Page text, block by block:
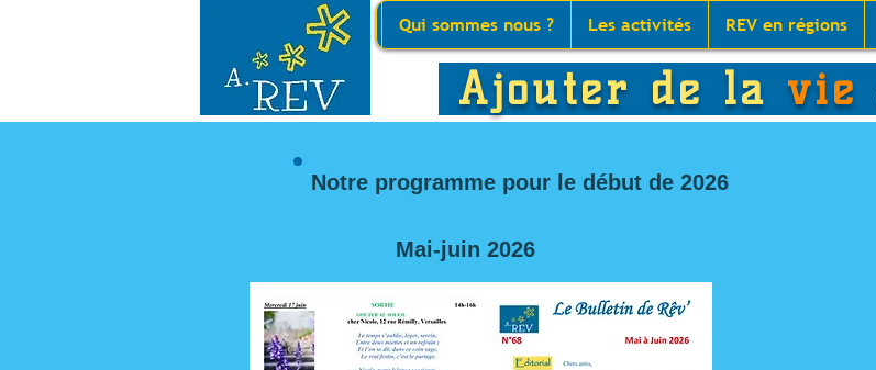
Qui sommes nous ? Les activités REV en régions
Ajouter de la vie
Notre programme pour le début de 2026
Mai-juin 2026